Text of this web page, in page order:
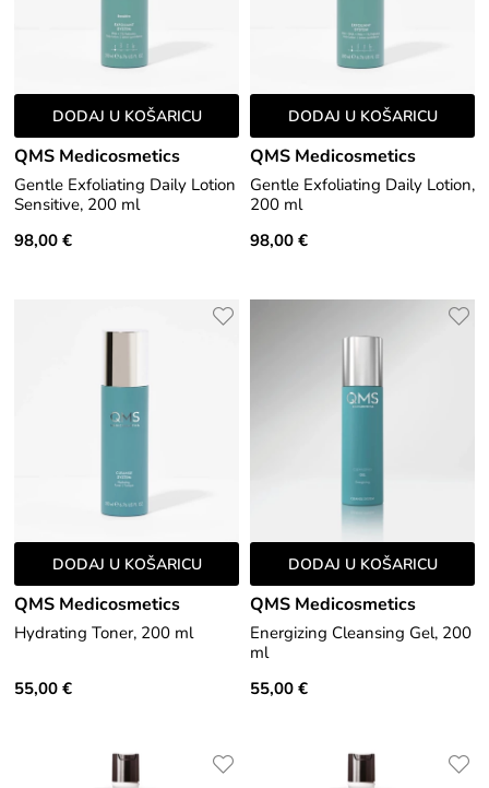
DODAJ U KOŠARICU
QMS Medicosmetics
Gentle Exfoliating Daily Lotion
Sensitive, 200 ml
98,00 €
DODAJ U KOŠARICU
QMS Medicosmetics
Gentle Exfoliating Daily Lotion,
200 ml
98,00 €
DODAJ U KOŠARICU
QMS Medicosmetics
Hydrating Toner, 200 ml
55,00 €
DODAJ U KOŠARICU
QMS Medicosmetics
Energizing Cleansing Gel, 200
ml
55,00 €